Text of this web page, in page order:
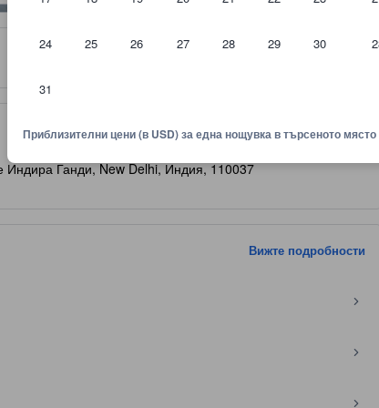
24 25 26 27 28 29 30
31
Приблизителни цени (в USD) за една нощувка в търсеното място
Ганди, New Delhi, Индия, 110037
Вижте подробности